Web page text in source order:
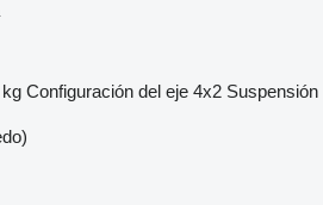
Configuración del eje 4x2 Suspensión